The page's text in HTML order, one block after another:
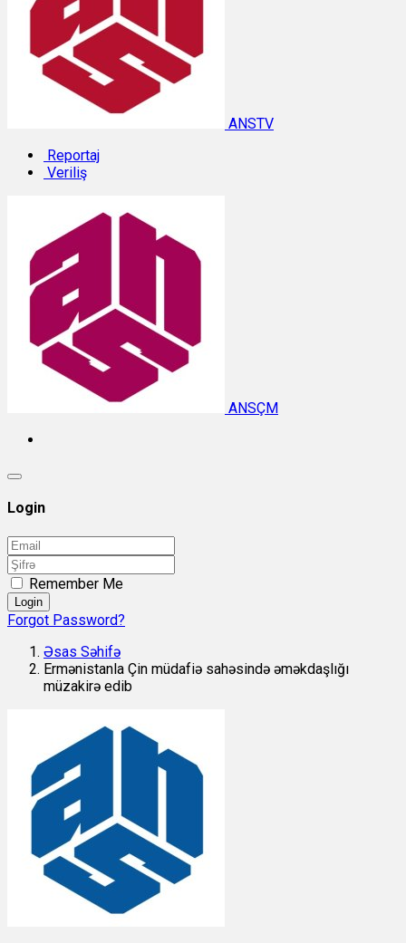
ANSTV
Reportaj
Veriliş
ANSÇM
Login
Remember Me
Login
Forgot Password?
Əsas Səhifə
Ermənistanla Çin müdafiə sahəsində əməkdaşlığı
müzakirə edib